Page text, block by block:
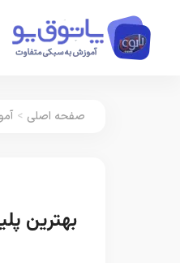
صفحه اصلی >
بهترین پلیر